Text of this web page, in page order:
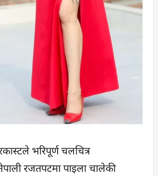
भरिपूर्ण चलचित्र
रजतपटमा पाइला चालेकी